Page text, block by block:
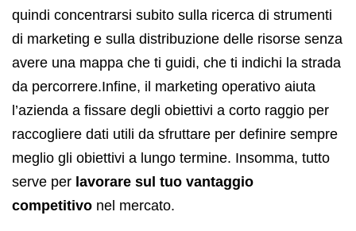
quindi concentrarsi subito sulla ricerca di strumenti
di marketing e sulla distribuzione delle risorse senza
avere una mappa che ti guidi, che ti indichi la strada
da percorrere.Infine, il marketing operativo aiuta
l’azienda a fissare degli obiettivi a corto raggio per
raccogliere dati utili da sfruttare per definire sempre
meglio gli obiettivi a lungo termine. Insomma, tutto
serve per lavorare sul tuo vantaggio
competitivo nel mercato.